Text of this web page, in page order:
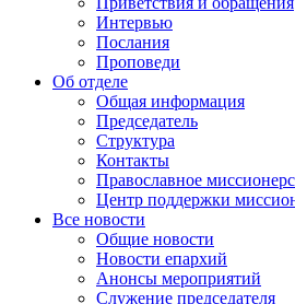
Интервью
Послания
Проповеди
Об отделе
Общая информация
Председатель
Структура
Контакты
Православное
Центр поддержки
Все новости
Общие новости
Новости епархий
Анонсы мероприятий
Служение председателя